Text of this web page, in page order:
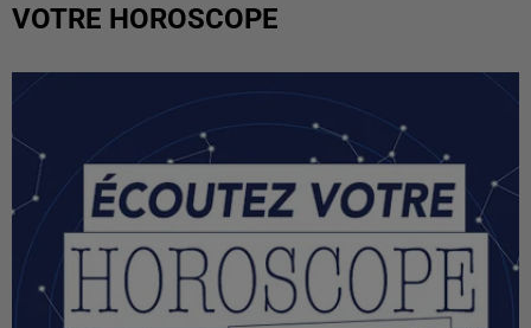
VOTRE HOROSCOPE